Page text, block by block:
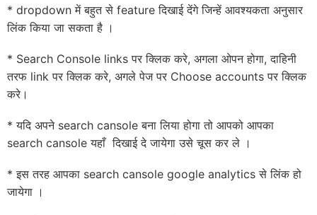
* dropdown में बहुत से feature दिखाई देंगे जिन्हें आवश्यकता अनुसार
लिंक किया जा सकता है ।
* Search Console links पर क्लिक करे, अगला ओपन होगा, दाहिनी
तरफ link पर क्लिक करे, अगले पेज पर Choose accounts पर क्लिक
करे।
* यदि अपने search cansole बना लिया होगा तो आपको आपका
search cansole यहाँ दिखाई दे जायेगा उसे चूस कर ले ।
* इस तरह आपका search cansole google analytics से लिंक हो
जायेगा ।